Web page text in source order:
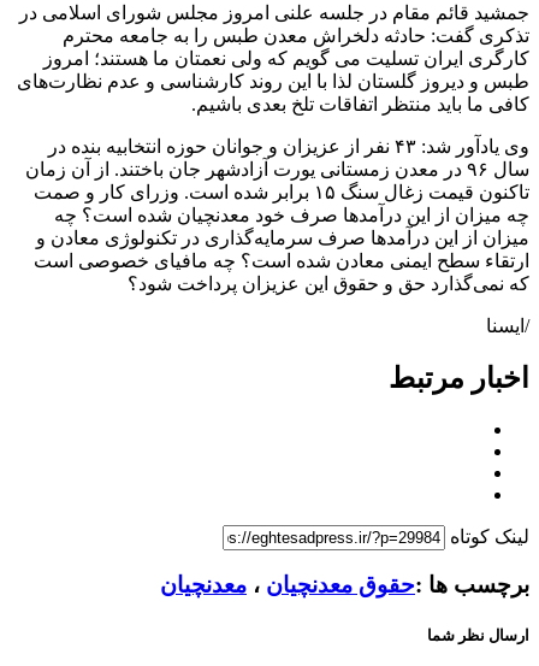
جمشید قائم مقام در جلسه علنی امروز مجلس شورای اسلامی در
تذکری گفت: حادثه دلخراش معدن طبس را به جامعه محترم
کارگری ایران تسلیت می گویم که ولی نعمتان ما هستند؛ امروز
طبس و دیروز گلستان لذا با این روند کارشناسی و عدم نظارت‌های
کافی ما باید منتظر اتفاقات تلخ بعدی باشیم.
وی یادآور شد: ۴۳ نفر از عزیزان و جوانان حوزه انتخابیه بنده در
سال ۹۶ در معدن زمستانی یورت آزادشهر جان باختند. از آن زمان
تاکنون قیمت زغال سنگ ۱۵ برابر شده است. وزرای کار و صمت
چه میزان از این درآمدها صرف خود معدنچیان شده است؟ چه
میزان از این درآمدها صرف سرمایه‌گذاری در تکنولوژی معادن و
ارتقاء سطح ایمنی معادن شده است؟ چه مافیای خصوصی است
که نمی‌گذارد حق و حقوق این عزیزان پرداخت شود؟
/ایسنا
اخبار مرتبط
لینک کوتاه
برچسب ها :حقوق معدنچیان ، معدنچیان
ارسال نظر شما